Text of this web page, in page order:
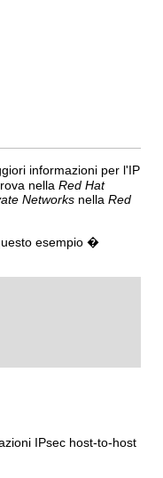
informazioni per l'IP
nella Red Hat
Networks nella Red
esempio �
IPsec host-to-host